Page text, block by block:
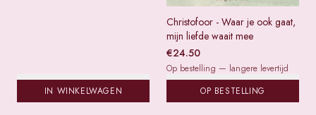
IN WINKELWAGEN
Christofoor - Waar je ook gaat,
mijn liefde waait mee
€24.50
Op bestelling — langere levertijd
OP BESTELLING